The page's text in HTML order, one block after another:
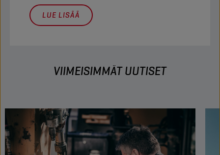
LUE LISÄÄ
VIIMEISIMMÄT UUTISET